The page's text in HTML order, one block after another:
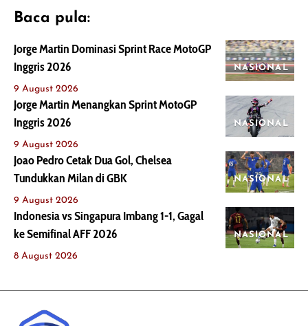
Baca pula:
NASIONAL
Jorge Martin Dominasi Sprint Race MotoGP
Inggris 2026
9 August 2026
NASIONAL
Jorge Martin Menangkan Sprint MotoGP
Inggris 2026
9 August 2026
NASIONAL
Joao Pedro Cetak Dua Gol, Chelsea
Tundukkan Milan di GBK
9 August 2026
NASIONAL
Indonesia vs Singapura Imbang 1-1, Gagal
ke Semifinal AFF 2026
8 August 2026